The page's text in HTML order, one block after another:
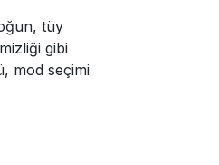
tüy
gibi
mod seçimi